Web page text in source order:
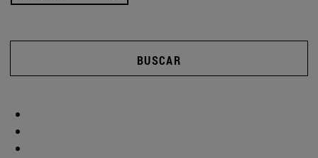
BUSCAR